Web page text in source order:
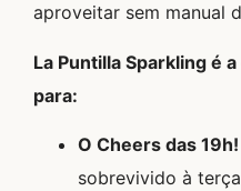
aproveitar sem manual
La Puntilla Sparkling é
para:
O Cheers das 19h!
sobrevivido à